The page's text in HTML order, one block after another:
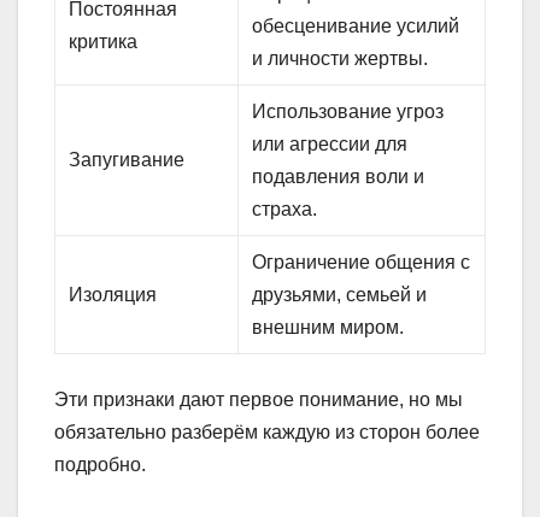
Постоянная
критика
обесценивание усилий
и личности жертвы.
Запугивание
Использование угроз
или агрессии для
подавления воли и
страха.
Изоляция
Ограничение общения с
друзьями, семьей и
внешним миром.
Эти признаки дают первое понимание, но мы
обязательно разберём каждую из сторон более
подробно.